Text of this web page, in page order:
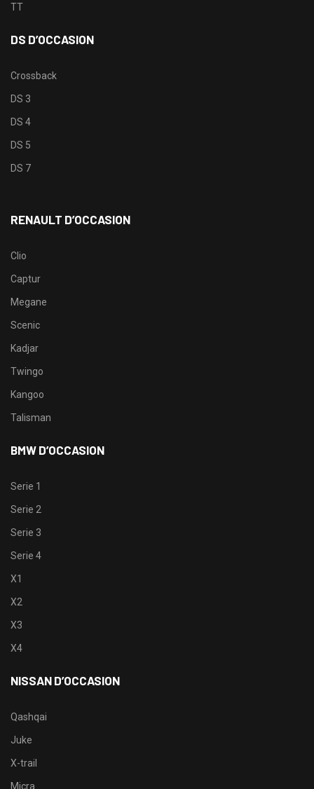
TT
DS D’OCCASION
Crossback
DS 3
DS 4
DS 5
DS 7
RENAULT D’OCCASION
Clio
Captur
Megane
Scenic
Kadjar
Twingo
Kangoo
Talisman
BMW D’OCCASION
Serie 1
Serie 2
Serie 3
Serie 4
X1
X2
X3
X4
NISSAN D’OCCASION
Qashqai
Juke
X-trail
Micra